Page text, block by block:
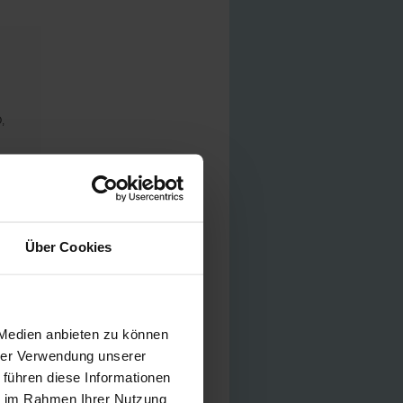
Über Cookies
anbieten zu können
Verwendung unserer
diese Informationen
Rahmen Ihrer Nutzung